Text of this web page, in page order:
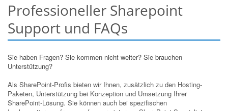
Professioneller Sharepoint
Support und FAQs
Sie haben Fragen? Sie kommen nicht weiter? Sie brauchen
Unterstützung?
Als SharePoint-Profis bieten wir Ihnen, zusätzlich zu den Hosting-
Paketen, Unterstützung bei Konzeption und Umsetzung Ihrer
SharePoint-Lösung. Sie können auch bei spezifischen